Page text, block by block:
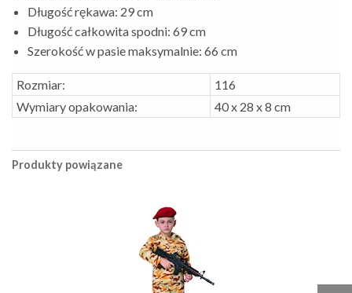
Długość rękawa: 29 cm
Długość całkowita spodni: 69 cm
Szerokość w pasie maksymalnie: 66 cm
Rozmiar:
116
Wymiary opakowania:
40 x 28 x 8 cm
Produkty powiązane